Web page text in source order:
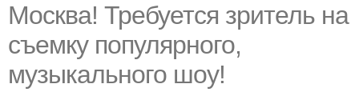
Москва! Требуется зритель на
съемку популярного,
музыкального шоу!